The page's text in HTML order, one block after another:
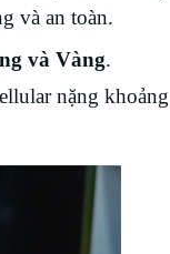
và an toàn.
và Vàng.
nặng khoảng